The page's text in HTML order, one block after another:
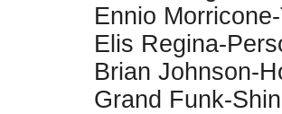
Ennio
Elis Regina-
Brian Johnson-
Grand Funk-